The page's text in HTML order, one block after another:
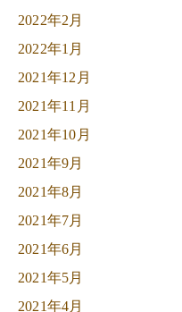
2022年2月
2022年1月
2021年12月
2021年11月
2021年10月
2021年9月
2021年8月
2021年7月
2021年6月
2021年5月
2021年4月